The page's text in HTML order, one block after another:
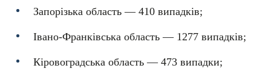
Запорізька область — 410 випадків;
Івано-Франківська область — 1277 випадків;
Кіровоградська область — 473 випадки;